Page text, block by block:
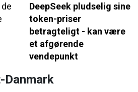
DeepSeek pludselig sine
token-priser
betragteligt - kan være
et afgørende
vendepunkt